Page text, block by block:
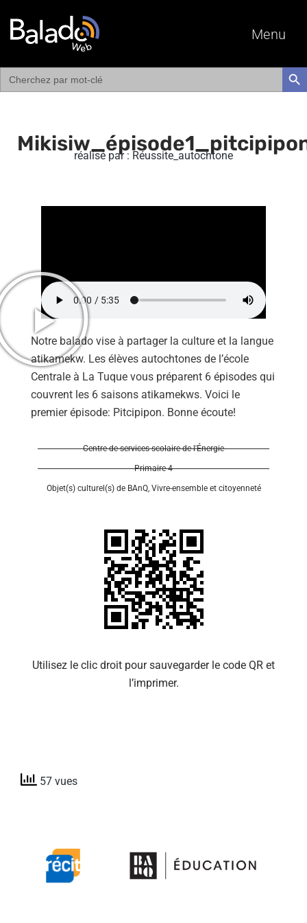
Menu
Search
for:
réalisé par : Réussite_autochtone
Notre balado vise à partager la culture et la langue
atikamekw. Les élèves autochtones de l’école
Centrale à La Tuque vous préparent 6 épisodes qui
couvrent les 6 saisons atikamekws. Voici le
premier épisode: Pitcipipon. Bonne écoute!
Centre de services scolaire de l'Énergie
Primaire 4
Objet(s) culturel(s) de BAnQ, Vivre-ensemble et citoyenneté
Utilisez le clic droit pour sauvegarder le code QR et
l’imprimer.
57 vues